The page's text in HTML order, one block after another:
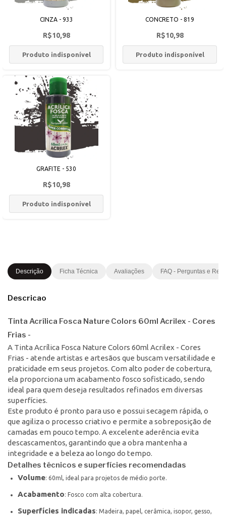
CINZA - 933
R$10,98
Produto indisponível
CONCRETO - 819
R$10,98
Produto indisponível
GRAFITE - 530
R$10,98
Produto indisponível
Descrição Ficha Técnica Avaliações FAQ - Perguntas e
Descricao
Tinta Acrílica Fosca Nature Colors 60ml Acrilex - Cores
Frias -
A Tinta Acrílica Fosca Nature Colors 60ml Acrilex - Cores
Frias - atende artistas e artesãos que buscam versatilidade e
praticidade em seus projetos. Com alto poder de cobertura,
ela proporciona um acabamento fosco sofisticado, sendo
ideal para quem deseja resultados refinados em diversas
superfícies.
Este produto é pronto para uso e possui secagem rápida, o
que agiliza o processo criativo e permite a sobreposição de
camadas em pouco tempo. A excelente aderência evita
descascamentos, garantindo que a obra mantenha a
integridade e a beleza ao longo do tempo.
Detalhes técnicos e superfícies recomendadas
Volume: 60ml, ideal para projetos de médio porte.
Acabamento: Fosco com alta cobertura.
Superfícies indicadas: Madeira, papel, cerâmica, isopor, gesso,